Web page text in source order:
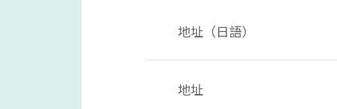
地址（日語）
地址